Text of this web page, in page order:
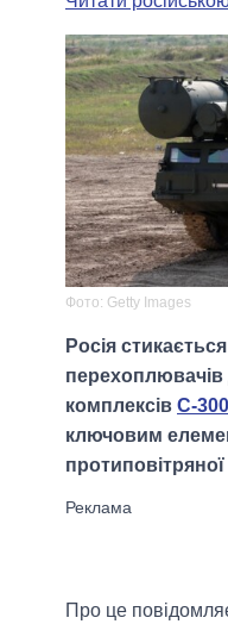
Фото: Getty Images
Росія
перехоплювачів
комплексів С-300
ключовим
Про це